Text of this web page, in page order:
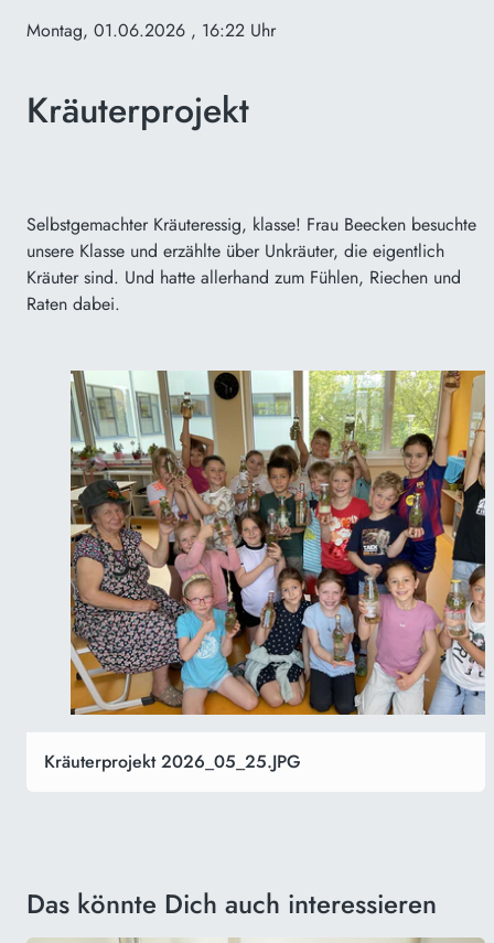
Montag, 01.06.2026 , 16:22 Uhr
Kräuterprojekt
Selbstgemachter Kräuteressig, klasse! Frau Beecken besuchte
unsere Klasse und erzählte über Unkräuter, die eigentlich
Kräuter sind. Und hatte allerhand zum Fühlen, Riechen und
Raten dabei.
Kräuterprojekt 2026_05_25.JPG
Das könnte Dich auch interessieren